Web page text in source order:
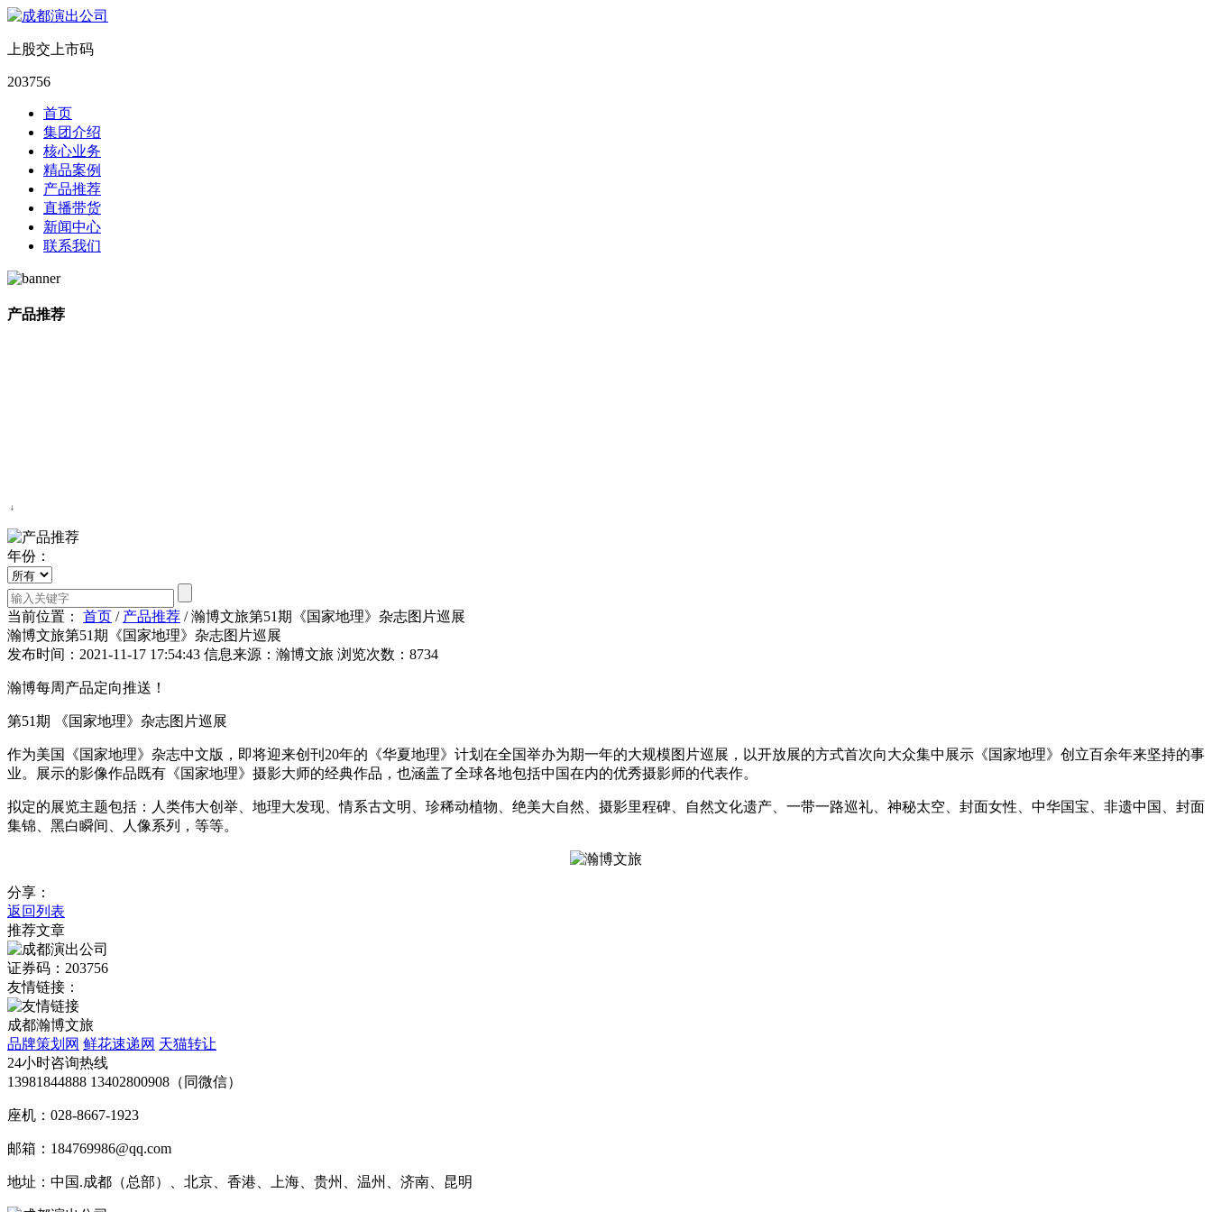
上股交上市码
203756
首页
集团介绍
核心业务
精品案例
产品推荐
直播带货
新闻中心
联系我们
产品推荐
↓
年份：
当前位置： 首页 / 产品推荐 /瀚博文旅第51期《国家地理》杂志图片巡展
瀚博文旅第51期《国家地理》杂志图片巡展
发布时间：2021-11-17 17:54:43 信息来源：瀚博文旅 浏览次数：8734
瀚博每周产品定向推送！
第51期 《国家地理》杂志图片巡展
作为美国《国家地理》杂志中文版，即将迎来创刊20年的《华夏地理》计划在全国举办为期一年的大规模图片巡展，以开放展的方式首次向大众集中展示《国家地理》创立百余年来坚持的事
业。展示的影像作品既有《国家地理》摄影大师的经典作品，也涵盖了全球各地包括中国在内的优秀摄影师的代表作。
拟定的展览主题包括：人类伟大创举、地理大发现、情系古文明、珍稀动植物、绝美大自然、摄影里程碑、自然文化遗产、一带一路巡礼、神秘太空、封面女性、中华国宝、非遗中国、封面
集锦、黑白瞬间、人像系列，等等。
分享：
返回列表
推荐文章
证券码：203756
友情链接：
成都瀚博文旅
品牌策划网 鲜花速递网 天猫转让
24小时咨询热线
13981844888 13402800908（同微信）
座机：028-8667-1923
邮箱：184769986@qq.com
地址：中国.成都（总部）、北京、香港、上海、贵州、温州、济南、昆明